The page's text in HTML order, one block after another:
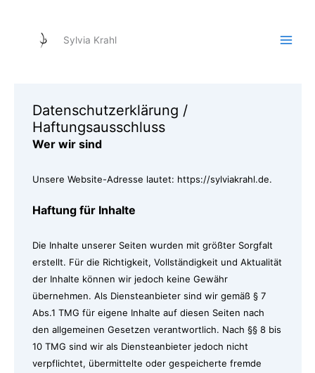
springen
Sylvia Krahl
Datenschutzerklärung /
Haftungsausschluss
Wer wir sind
Unsere Website-Adresse lautet: https://sylviakrahl.de.
Haftung für Inhalte
Die Inhalte unserer Seiten wurden mit größter Sorgfalt
erstellt. Für die Richtigkeit, Vollständigkeit und Aktualität
der Inhalte können wir jedoch keine Gewähr
übernehmen. Als Diensteanbieter sind wir gemäß § 7
Abs.1 TMG für eigene Inhalte auf diesen Seiten nach
den allgemeinen Gesetzen verantwortlich. Nach §§ 8 bis
10 TMG sind wir als Diensteanbieter jedoch nicht
verpflichtet, übermittelte oder gespeicherte fremde